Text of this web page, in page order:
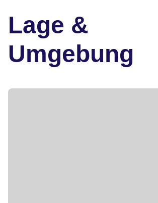
Lage &
Umgebung